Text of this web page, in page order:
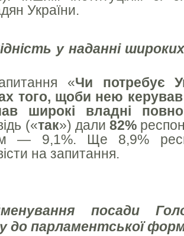
України.
у наданні
«Чи потребує
того, щоби нею
широкі владні
(«так») дали82%
— 9,1%. Ще 8,9%
на запитання.
посади
до парламентської